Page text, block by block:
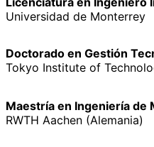
Universidad de Monterrey
Doctorado en Gestión
Tokyo Institute of
Maestría en Ingeniería de
RWTH Aachen (Alemania)